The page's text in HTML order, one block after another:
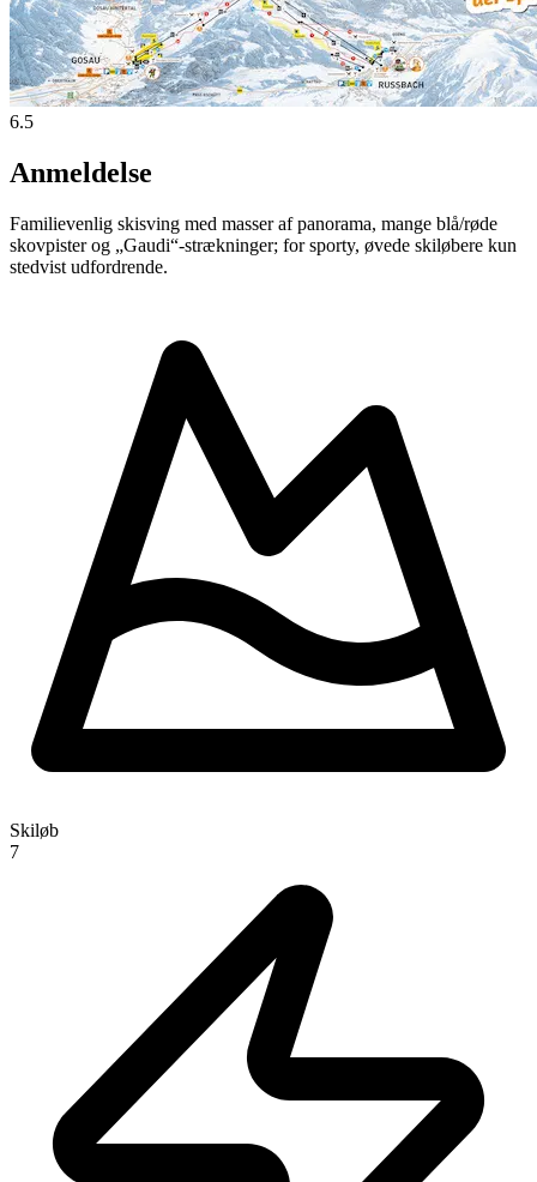
6.5
Anmeldelse
Familievenlig skisving med masser af panorama, mange blå/røde
skovpister og „Gaudi“-strækninger; for sporty, øvede skiløbere kun
stedvist udfordrende.
Skiløb
7